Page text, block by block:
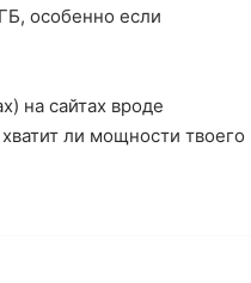
особенно если
на сайтах вроде
ли мощности твоего